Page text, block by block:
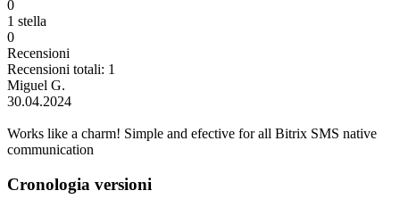
0
1 stella
0
Recensioni
Recensioni totali: 1
Miguel G.
30.04.2024
Works like a charm! Simple and efective for all Bitrix SMS native
communication
Cronologia versioni